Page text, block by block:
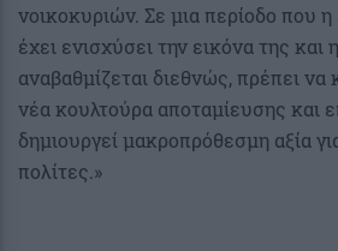
νοικοκυριών. Σε μια περίοδο που η
έχει ενισχύσει την εικόνα της και
αναβαθμίζεται διεθνώς, πρέπει να
νέα κουλτούρα αποταμίευσης και
δημιουργεί μακροπρόθεσμη αξία
πολίτες.»